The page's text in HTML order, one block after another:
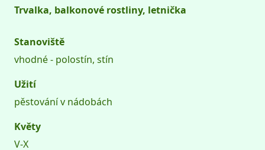
Trvalka, balkonové rostliny, letnička
Stanoviště
vhodné - polostín, stín
Užití
pěstování v nádobách
Květy
V-X